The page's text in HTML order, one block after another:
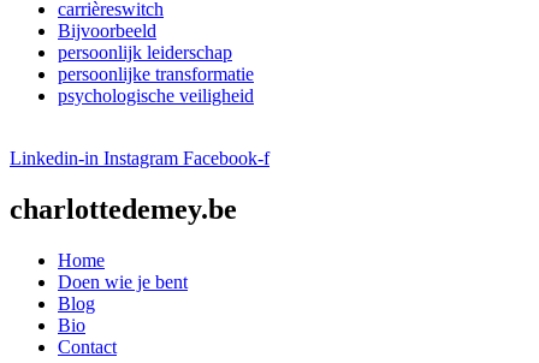
carrièreswitch
Bijvoorbeeld
persoonlijk leiderschap
persoonlijke transformatie
psychologische veiligheid
Linkedin-in Instagram Facebook-f
charlottedemey.be
Home
Doen wie je bent
Blog
Bio
Contact